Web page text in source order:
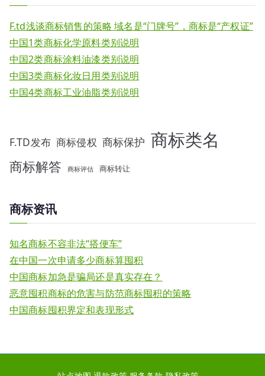
F.td浅谈商标销售的策略 域名是“门牌号”，商标是“产权证”
中国1类商标化学原料类别说明
中国2类商标涂料油漆类别说明
中国3类商标化妆日用类别说明
中国4类商标工业油脂类别说明
F.TD发布 商标侵权 商标保护 商标类名
商标解答 商标评估 商标转让
商标资讯
知名商标不容非法“搭便车”
在中国一次申请多少商标算囤积
中国商标加急是骗局还是真实存在？
恶意囤积商标的危害与防范商标囤积的策略
中国商标囤积界定和表现形式